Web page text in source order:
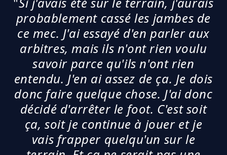
probablement cassé les jambes de
ce mec. J'ai essayé d'en parler aux
arbitres, mais ils n'ont rien voulu
savoir parce qu'ils n'ont rien
entendu. J'en ai assez de ça. Je dois
donc faire quelque chose. J'ai donc
décidé d'arrêter le foot. C'est soit
ça, soit je continue à jouer et je
vais frapper quelqu'un sur le